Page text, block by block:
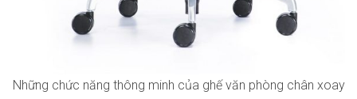
Những chức năng thông minh của ghế văn phòng chân xoay